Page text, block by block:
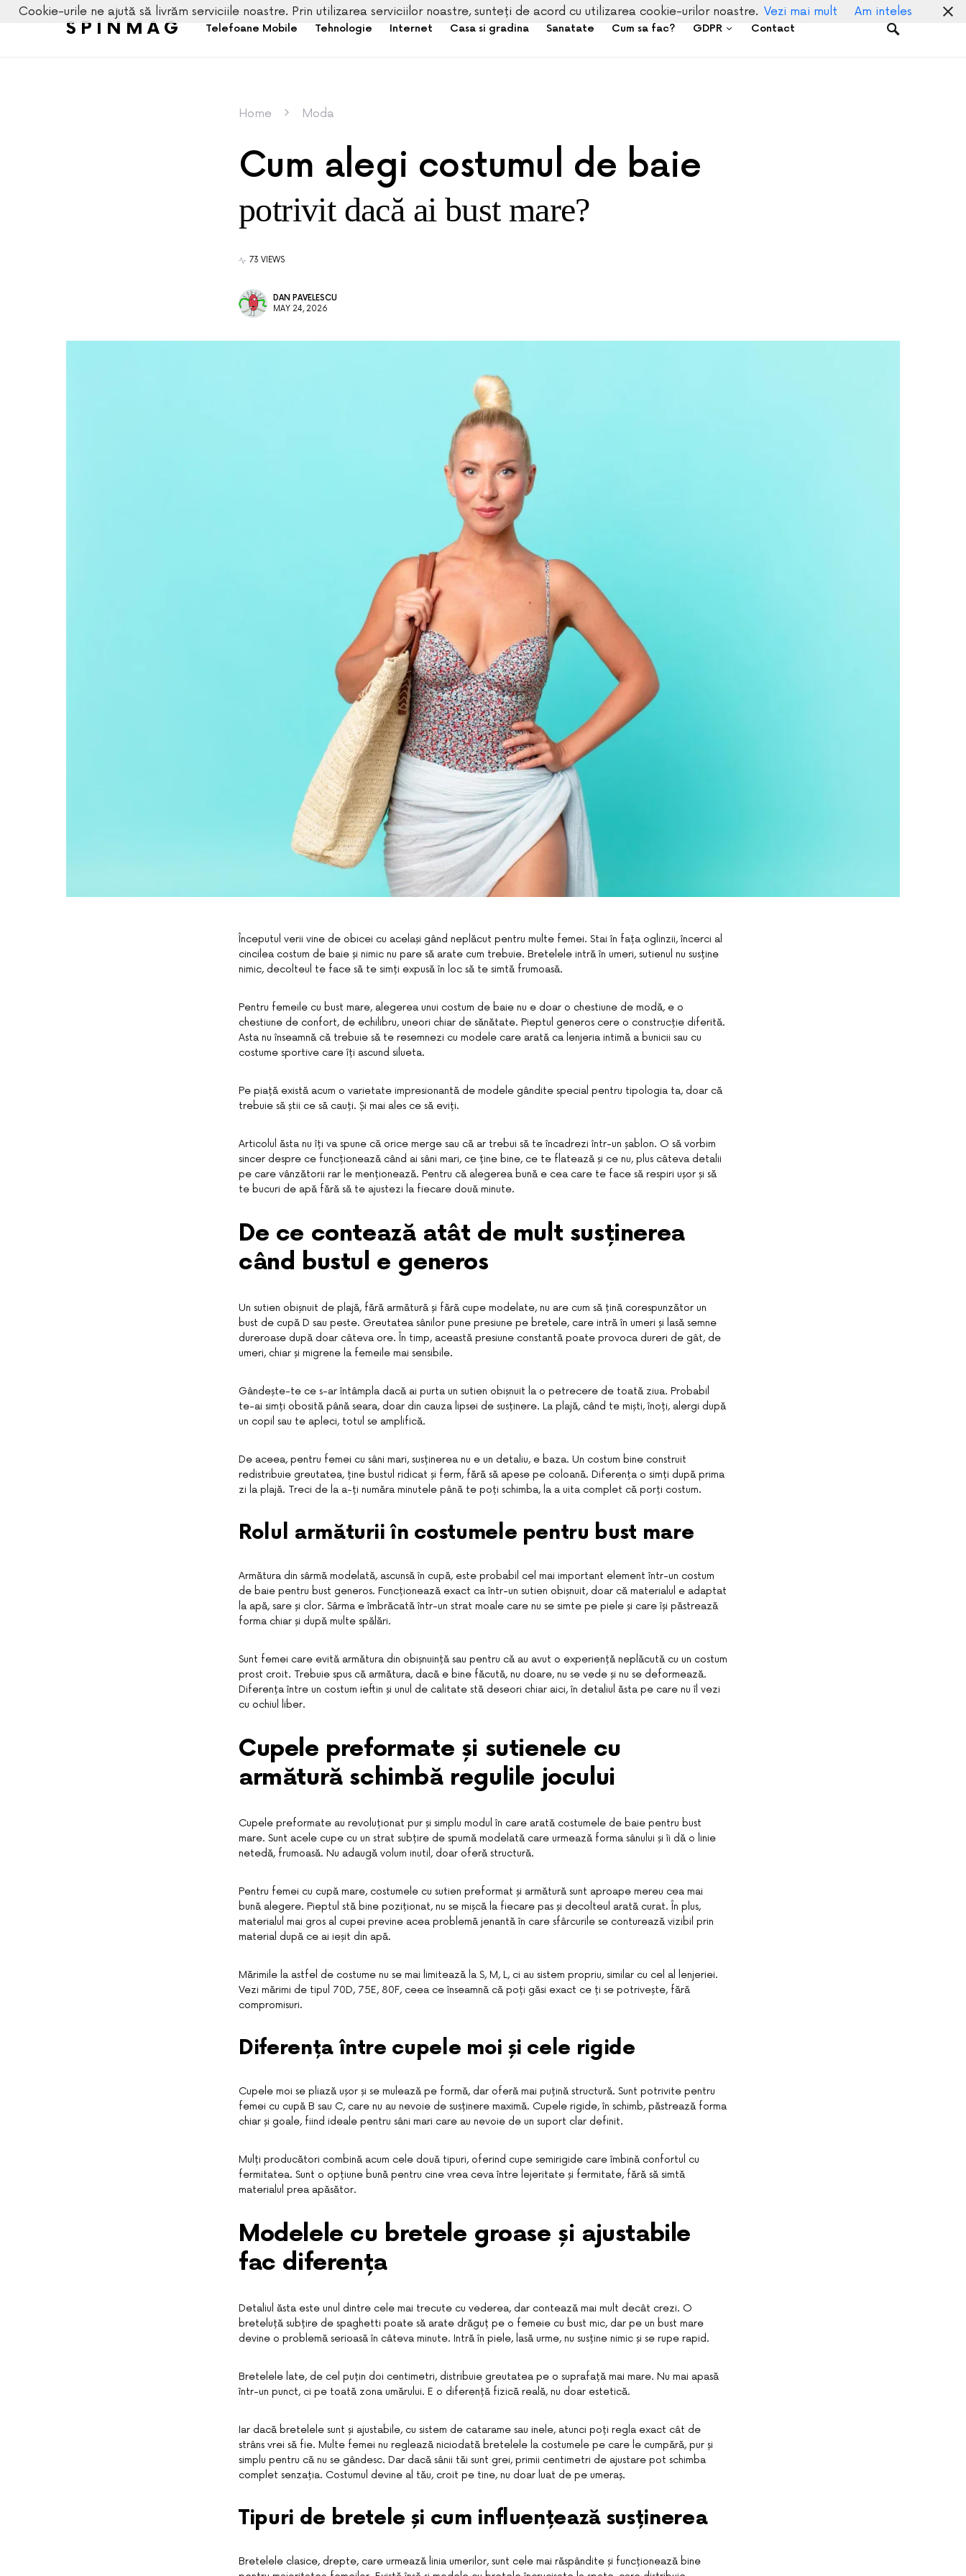
SPINMAG Telefoane Mobile Tehnologie Internet Casa si gradina Sanatate Cum sa fac? GDPR Contact
Home Moda
Cum alegi costumul de baie
potrivit dacă ai bust mare?
73 VIEWS
DAN PAVELESCU
MAY 24, 2026
Începutul verii vine de obicei cu același gând neplăcut pentru multe femei. Stai în fața oglinzii, încerci al
cincilea costum de baie și nimic nu pare să arate cum trebuie. Bretelele intră în umeri, sutienul nu susține
nimic, decolteul te face să te simți expusă în loc să te simtă frumoasă.
Pentru femeile cu bust mare, alegerea unui costum de baie nu e doar o chestiune de modă, e o
chestiune de confort, de echilibru, uneori chiar de sănătate. Pieptul generos cere o construcție diferită.
Asta nu înseamnă că trebuie să te resemnezi cu modele care arată ca lenjeria intimă a bunicii sau cu
costume sportive care îți ascund silueta.
Pe piață există acum o varietate impresionantă de modele gândite special pentru tipologia ta, doar că
trebuie să știi ce să cauți. Și mai ales ce să eviți.
Articolul ăsta nu îți va spune că orice merge sau că ar trebui să te încadrezi într-un șablon. O să vorbim
sincer despre ce funcționează când ai sâni mari, ce ține bine, ce te flatează și ce nu, plus câteva detalii
pe care vânzătorii rar le menționează. Pentru că alegerea bună e cea care te face să respiri ușor și să
te bucuri de apă fără să te ajustezi la fiecare două minute.
De ce contează atât de mult susținerea
când bustul e generos
Un sutien obișnuit de plajă, fără armătură și fără cupe modelate, nu are cum să țină corespunzător un
bust de cupă D sau peste. Greutatea sânilor pune presiune pe bretele, care intră în umeri și lasă semne
dureroase după doar câteva ore. În timp, această presiune constantă poate provoca dureri de gât, de
umeri, chiar și migrene la femeile mai sensibile.
Gândește-te ce s-ar întâmpla dacă ai purta un sutien obișnuit la o petrecere de toată ziua. Probabil
te-ai simți obosită până seara, doar din cauza lipsei de susținere. La plajă, când te miști, înoți, alergi după
un copil sau te apleci, totul se amplifică.
De aceea, pentru femei cu sâni mari, susținerea nu e un detaliu, e baza. Un costum bine construit
redistribuie greutatea, ține bustul ridicat și ferm, fără să apese pe coloană. Diferența o simți după prima
zi la plajă. Treci de la a-ți număra minutele până te poți schimba, la a uita complet că porți costum.
Rolul armăturii în costumele pentru bust mare
Armătura din sârmă modelată, ascunsă în cupă, este probabil cel mai important element într-un costum
de baie pentru bust generos. Funcționează exact ca într-un sutien obișnuit, doar că materialul e adaptat
la apă, sare și clor. Sârma e îmbrăcată într-un strat moale care nu se simte pe piele și care își păstrează
forma chiar și după multe spălări.
Sunt femei care evită armătura din obișnuință sau pentru că au avut o experiență neplăcută cu un costum
prost croit. Trebuie spus că armătura, dacă e bine făcută, nu doare, nu se vede și nu se deformează.
Diferența între un costum ieftin și unul de calitate stă deseori chiar aici, în detaliul ăsta pe care nu îl vezi
cu ochiul liber.
Cupele preformate și sutienele cu
armătură schimbă regulile jocului
Cupele preformate au revoluționat pur și simplu modul în care arată costumele de baie pentru bust
mare. Sunt acele cupe cu un strat subțire de spumă modelată care urmează forma sânului și îi dă o linie
netedă, frumoasă. Nu adaugă volum inutil, doar oferă structură.
Pentru femei cu cupă mare, costumele cu sutien preformat și armătură sunt aproape mereu cea mai
bună alegere. Pieptul stă bine poziționat, nu se mișcă la fiecare pas și decolteul arată curat. În plus,
materialul mai gros al cupei previne acea problemă jenantă în care sfârcurile se conturează vizibil prin
material după ce ai ieșit din apă.
Mărimile la astfel de costume nu se mai limitează la S, M, L, ci au sistem propriu, similar cu cel al lenjeriei.
Vezi mărimi de tipul 70D, 75E, 80F, ceea ce înseamnă că poți găsi exact ce ți se potrivește, fără
compromisuri.
Diferența între cupele moi și cele rigide
Cupele moi se pliază ușor și se mulează pe formă, dar oferă mai puțină structură. Sunt potrivite pentru
femei cu cupă B sau C, care nu au nevoie de susținere maximă. Cupele rigide, în schimb, păstrează forma
chiar și goale, fiind ideale pentru sâni mari care au nevoie de un suport clar definit.
Mulți producători combină acum cele două tipuri, oferind cupe semirigide care îmbină confortul cu
fermitatea. Sunt o opțiune bună pentru cine vrea ceva între lejeritate și fermitate, fără să simtă
materialul prea apăsător.
Modelele cu bretele groase și ajustabile
fac diferența
Detaliul ăsta este unul dintre cele mai trecute cu vederea, dar contează mai mult decât crezi. O
breteluță subțire de spaghetti poate să arate drăguț pe o femeie cu bust mic, dar pe un bust mare
devine o problemă serioasă în câteva minute. Intră în piele, lasă urme, nu susține nimic și se rupe rapid.
Bretelele late, de cel puțin doi centimetri, distribuie greutatea pe o suprafață mai mare. Nu mai apasă
într-un punct, ci pe toată zona umărului. E o diferență fizică reală, nu doar estetică.
Iar dacă bretelele sunt și ajustabile, cu sistem de catarame sau inele, atunci poți regla exact cât de
strâns vrei să fie. Multe femei nu reglează niciodată bretelele la costumele pe care le cumpără, pur și
simplu pentru că nu se gândesc. Dar dacă sânii tăi sunt grei, primii centimetri de ajustare pot schimba
complet senzația. Costumul devine al tău, croit pe tine, nu doar luat de pe umeraș.
Tipuri de bretele și cum influențează susținerea
Bretelele clasice, drepte, care urmează linia umerilor, sunt cele mai răspândite și funcționează bine
Cookie-urile ne ajută să livrăm serviciile noastre. Prin utilizarea serviciilor noastre, sunteți de acord cu utilizarea cookie-urilor noastre. Vezi mai mult Am inteles